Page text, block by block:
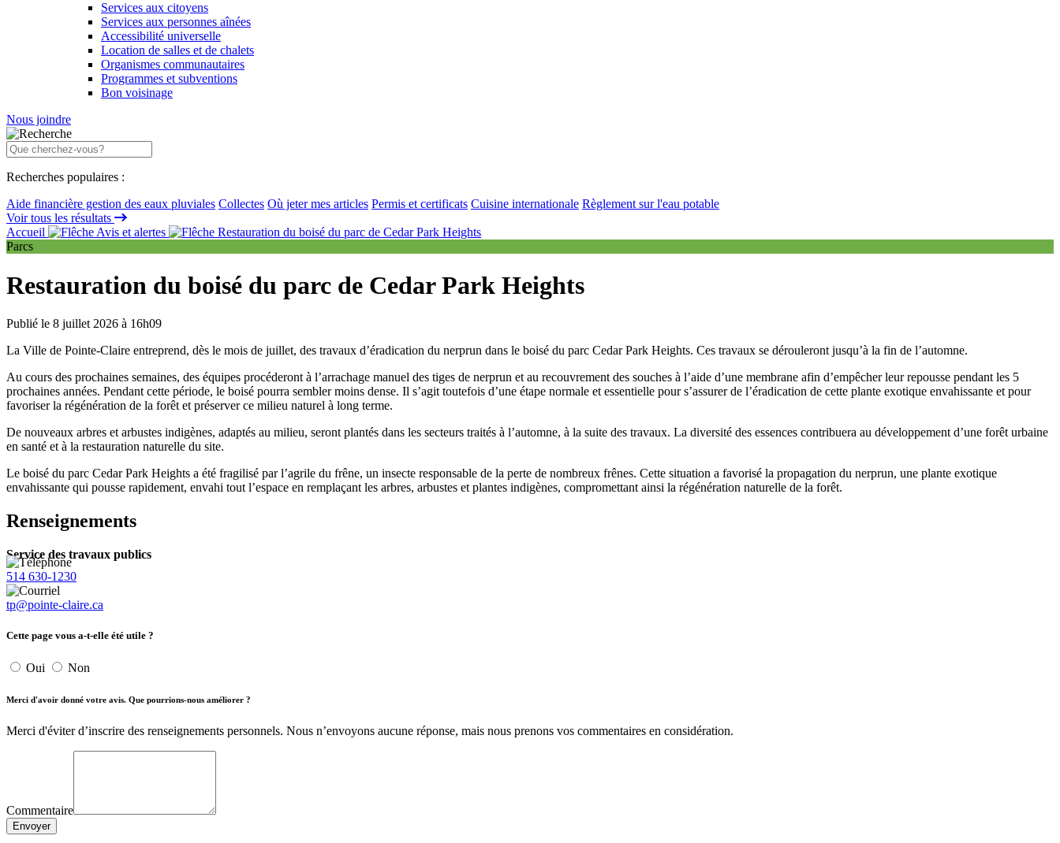
Services aux citoyens
Services aux personnes aînées
Accessibilité universelle
Location de salles et de chalets
Organismes communautaires
Programmes et subventions
Bon voisinage
Nous joindre
Recherches populaires :
Aide financière gestion des eaux pluviales Collectes Où jeter mes articles Permis et certificats Cuisine internationale Règlement sur l'eau potable
Voir tous les résultats
Accueil
Avis et alertes
Restauration du boisé du parc de Cedar Park Heights
Parcs
Restauration du boisé du parc de Cedar Park Heights
Publié le 8 juillet 2026 à 16h09
La Ville de Pointe-Claire entreprend, dès le mois de juillet, des travaux d’éradication du nerprun dans le boisé du parc Cedar Park Heights. Ces travaux se dérouleront jusqu’à la fin de l’automne.
Au cours des prochaines semaines, des équipes procéderont à l’arrachage manuel des tiges de nerprun et au recouvrement des souches à l’aide d’une membrane afin d’empêcher leur repousse pendant les 5
prochaines années. Pendant cette période, le boisé pourra sembler moins dense. Il s’agit toutefois d’une étape normale et essentielle pour s’assurer de l’éradication de cette plante exotique envahissante et pour
favoriser la régénération de la forêt et préserver ce milieu naturel à long terme.
De nouveaux arbres et arbustes indigènes, adaptés au milieu, seront plantés dans les secteurs traités à l’automne, à la suite des travaux. La diversité des essences contribuera au développement d’une forêt urbaine
en santé et à la restauration naturelle du site.
Le boisé du parc Cedar Park Heights a été fragilisé par l’agrile du frêne, un insecte responsable de la perte de nombreux frênes. Cette situation a favorisé la propagation du nerprun, une plante exotique
envahissante qui pousse rapidement, envahi tout l’espace en remplaçant les arbres, arbustes et plantes indigènes, compromettant ainsi la régénération naturelle de la forêt.
Renseignements
Service des travaux publics
514 630-1230
tp@pointe-claire.ca
Cette page vous a-t-elle été utile ?
Oui Non
Merci d'avoir donné votre avis. Que pourrions-nous améliorer ?
Merci d'éviter d’inscrire des renseignements personnels. Nous n’envoyons aucune réponse, mais nous prenons vos commentaires en considération.
Commentaire
Envoyer